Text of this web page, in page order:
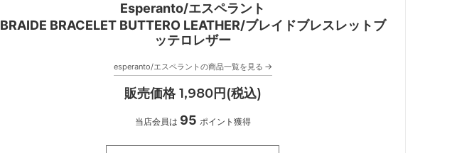
Esperanto/エスペラント
BRAIDE BRACELET BUTTERO LEATHER/ブレイドブレスレットブ
ッテロレザー
esperanto/エスペラントの商品一覧を見る →
販売価格 1,980円(税込)
当店会員は 95 ポイント獲得